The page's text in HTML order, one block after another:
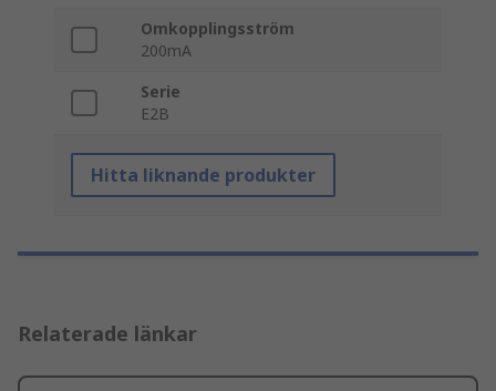
Omkopplingsström
200mA
Serie
E2B
Hitta liknande produkter
Relaterade länkar